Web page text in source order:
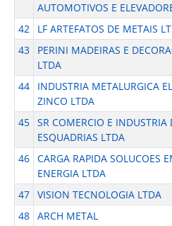
AUTOMOTIVOS E
42 LF ARTEFATOS DE METAIS
43
PERINI MADEIRAS E
LTDA
44
INDUSTRIA METALURGICA
ZINCO LTDA
45 SR COMERCIO E INDUSTRIA
ESQUADRIAS LTDA
46 CARGA RAPIDA SOLUCOES
ENERGIA LTDA
47 VISION TECNOLOGIA LTDA
48 ARCH METAL